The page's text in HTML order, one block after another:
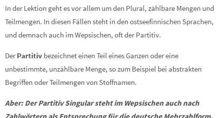
In der Lektion geht es vor allem um den Plural, zählbare Mengen und
Teilmengen. In diesen Fällen steht in den ostseefinnischen Sprachen,
und demnach auch im Wepsischen, oft der Partitiv.
Der Partitiv bezeichnet einen Teil eines Ganzen oder eine
unbestimmte, unzählbare Menge, so zum Beispiel bei abstrakten
Begriffen oder Teilmengen von Stoffnamen.
Aber: Der Partitiv Singular steht im Wepsischen auch nach